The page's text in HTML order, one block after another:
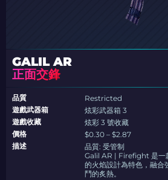
GALIL AR
正面交鋒
品質
Restricted
遊戲武器箱
炫彩武器箱 3
遊戲收藏
炫彩 3 號收藏
價格
$0.30 – $2.87
描述
品質:受管制
Galil AR | Firefight 是一
的火焰設計為特色，融合
鬥的炙熱。